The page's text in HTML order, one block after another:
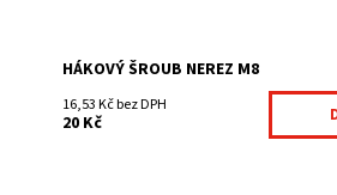
HÁKOVÝ ŠROUB NEREZ M8
16,53 Kč bez DPH
20 Kč